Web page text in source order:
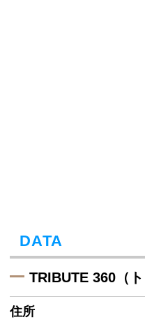
DATA
TRIBUTE 360（ト
住所